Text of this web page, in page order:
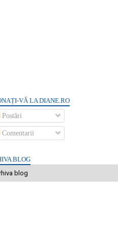
VĂ LA DIANE.RO
Postări
Comentarii
BLOG